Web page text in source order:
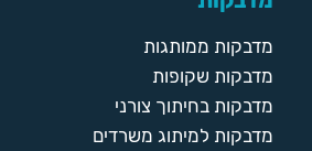
מדבקות ממותגות
מדבקות שקופות
מדבקות בחיתוך צורני
מדבקות למיתוג משרדים